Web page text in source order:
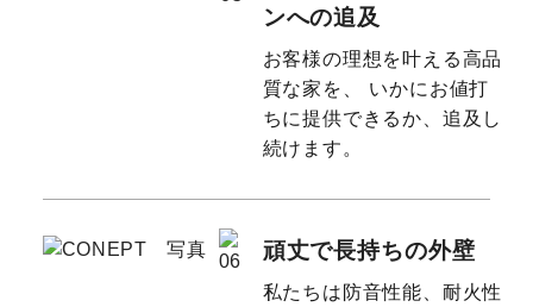
ンへの追及
お客様の理想を叶える高品
質な家を、
いかにお値打
ちに提供できるか、追及し
続けます。
頑丈で長持ちの外壁
私たちは防音性能、耐火性